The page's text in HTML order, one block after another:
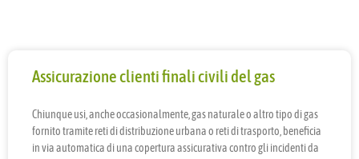
Assicurazione clienti finali civili del gas
Chiunque usi, anche occasionalmente, gas naturale o altro tipo di gas
fornito tramite reti di distribuzione urbana o reti di trasporto, beneficia
in via automatica di una copertura assicurativa contro gli incidenti da